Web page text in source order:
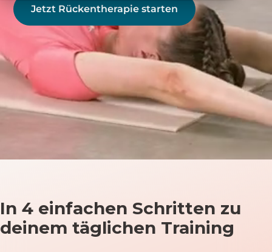
Jetzt Rückentherapie starten
In 4 einfachen Schritten zu
deinem täglichen Training